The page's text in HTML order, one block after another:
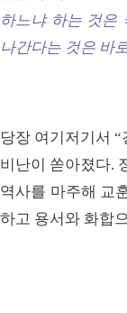
하느냐 하는 것은
나간다는 것은 바
당장 여기저기서
비난이 쏟아졌다.
역사를 마주해 교
하고 용서와 화합